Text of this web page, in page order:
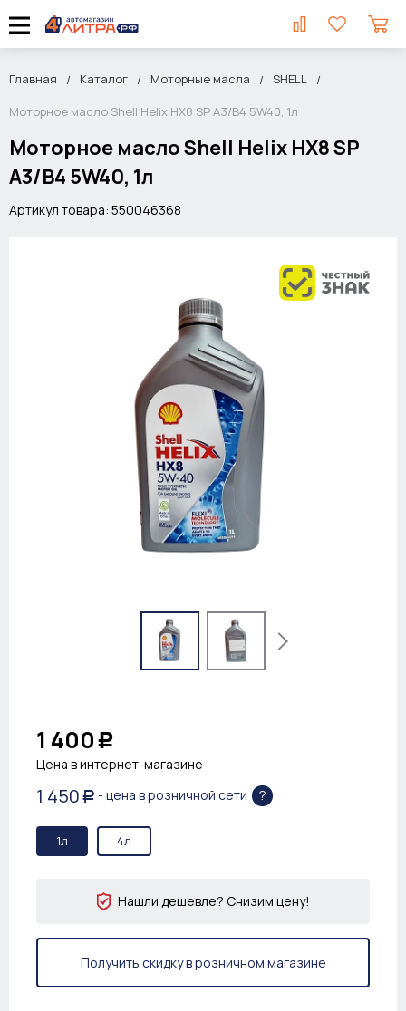
Главная Каталог Моторные масла
SHELL
Моторное масло Shell Helix HX8 SP A3/B4 5W40, 1л
Моторное масло Shell Helix HX8 SP
A3/B4 5W40, 1л
Артикул товара: 550046368
1 400 Р
Цена в интернет-магазине
1 450 Р - цена в розничной сети ?
1л 4л
Нашли дешевле? Снизим цену!
Получить скидку в розничном магазине